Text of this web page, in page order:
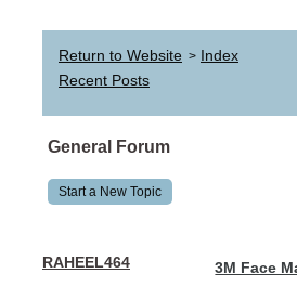
Return to Website > Index
Recent Posts
General Forum
Start a New Topic
RAHEEL464
3M Face